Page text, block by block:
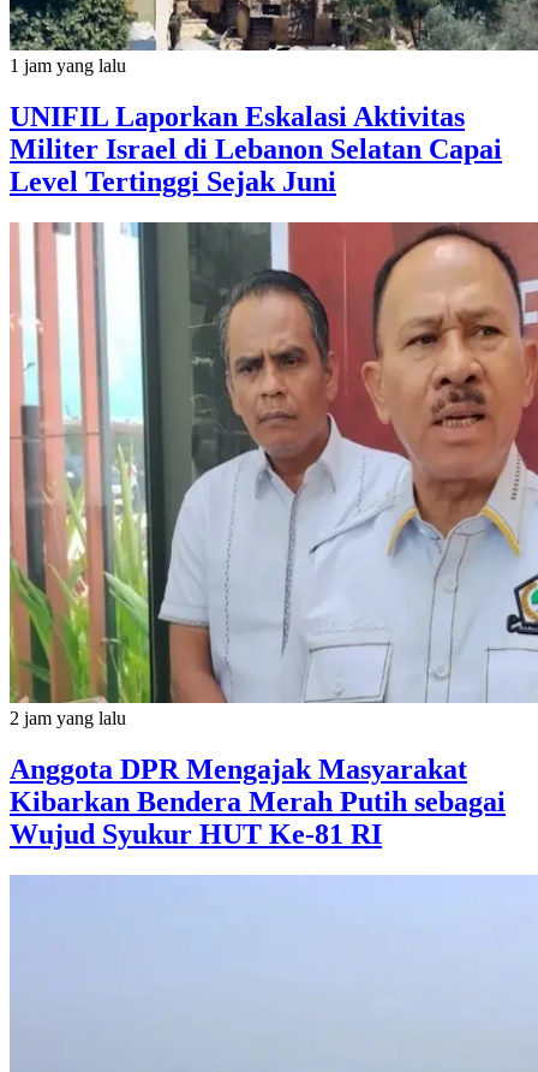
1 jam yang lalu
UNIFIL Laporkan Eskalasi Aktivitas
Militer Israel di Lebanon Selatan Capai
Level Tertinggi Sejak Juni
2 jam yang lalu
Anggota DPR Mengajak Masyarakat
Kibarkan Bendera Merah Putih sebagai
Wujud Syukur HUT Ke-81 RI